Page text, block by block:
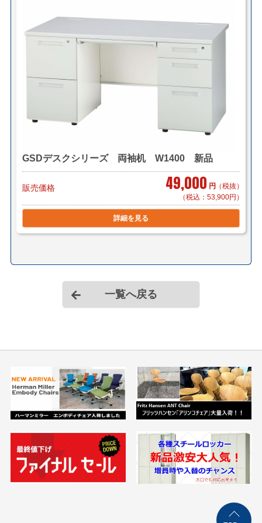
GSDデスクシリーズ 両袖机 W1400 新品
販売価格 49,000 円 （税抜）
（税込：53,900円）
詳細を見る
一覧へ戻る